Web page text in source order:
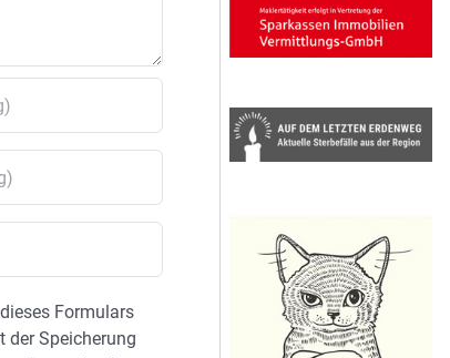
Formulars
der Speicherung